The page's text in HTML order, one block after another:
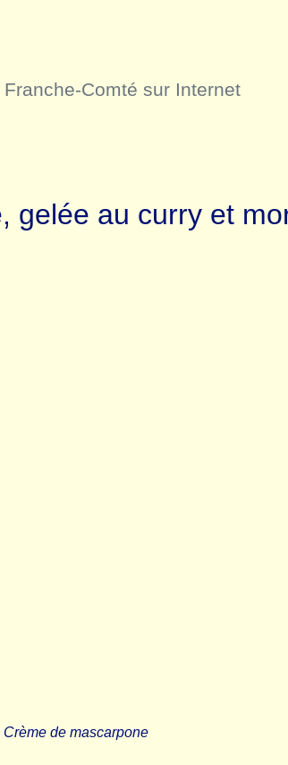
Comté sur Internet
gelée au curry et
Crème de mascarpone